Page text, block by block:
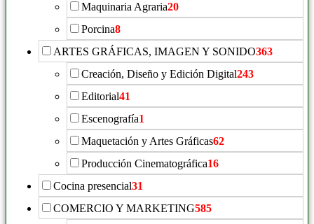
Maquinaria Agraria20
Porcina8
ARTES GRÁFICAS, IMAGEN Y SONIDO363
Creación, Diseño y Edición Digital243
Editorial41
Escenografía1
Maquetación y Artes Gráficas62
Producción Cinematográfica16
Cocina presencial31
COMERCIO Y MARKETING585